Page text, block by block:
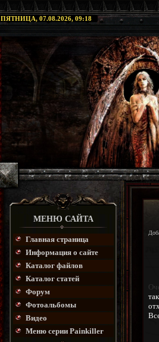
ПЯТНИЦА, 07.08.2026, 09:18
МЕНЮ САЙТА
Главная страница
Информация о сайте
Каталог файлов
Каталог статей
Форум
Фотоальбомы
Видео
Меню серии Painkiller